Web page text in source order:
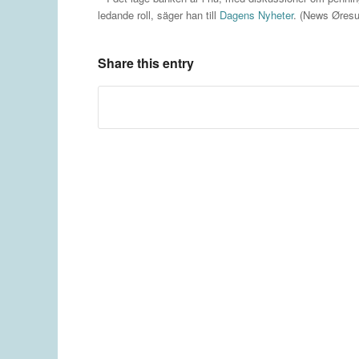
ledande roll, säger han till Dagens Nyheter. (News
Share this entry